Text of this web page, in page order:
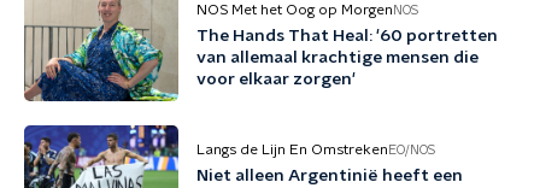
NOS Met het Oog op Morgen NOS
The Hands That Heal: '60 portretten
van allemaal krachtige mensen die
voor elkaar zorgen'
Langs de Lijn En Omstreken EO/NOS
Niet alleen Argentinië heeft een